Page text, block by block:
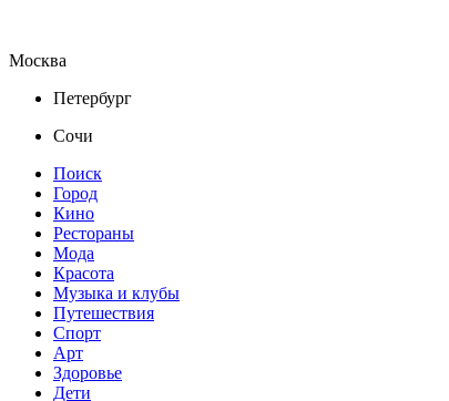
Москва
Петербург
Сочи
Поиск
Город
Кино
Рестораны
Мода
Красота
Музыка и клубы
Путешествия
Спорт
Арт
Здоровье
Дети